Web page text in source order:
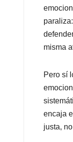
misma
Pero sí
encaja
justa,